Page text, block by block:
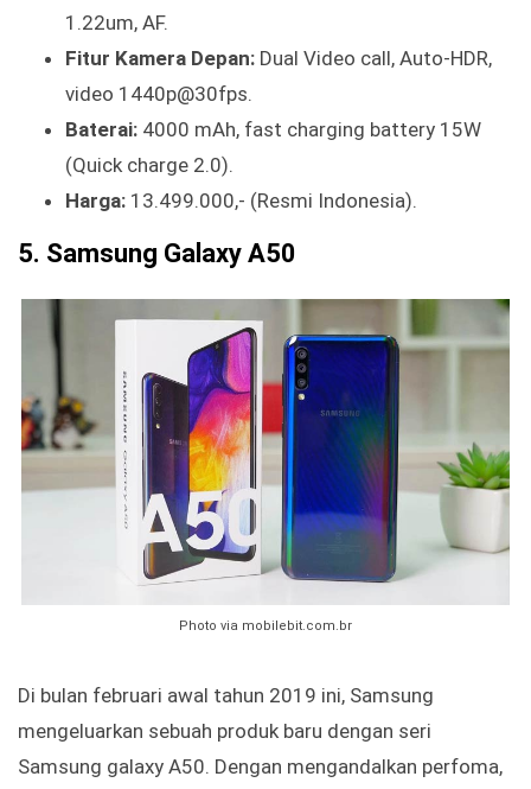
1.22um, AF.
Fitur Kamera Depan: Dual Video call, Auto-HDR,
video 1440p@30fps.
Baterai: 4000 mAh, fast charging battery 15W
(Quick charge 2.0).
Harga: 13.499.000,- (Resmi Indonesia).
5. Samsung Galaxy A50
Photo via mobilebit.com.br
Di bulan februari awal tahun 2019 ini, Samsung
mengeluarkan sebuah produk baru dengan seri
Samsung galaxy A50. Dengan mengandalkan perfoma,